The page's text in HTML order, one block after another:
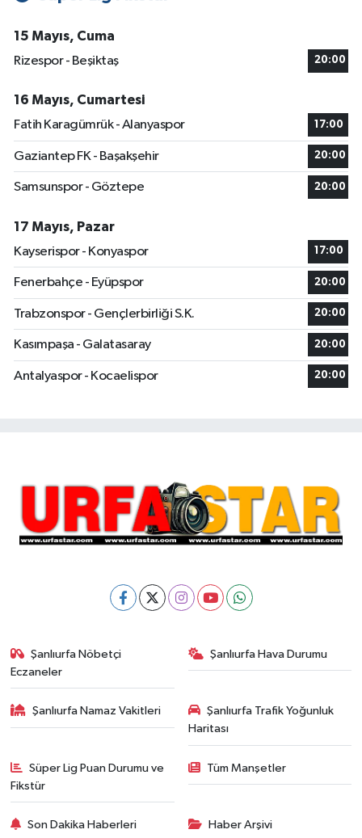
15 Mayıs, Cuma
Rizespor - Beşiktaş
20:00
16 Mayıs, Cumartesi
Fatih Karagümrük - Alanyaspor
17:00
Gaziantep FK - Başakşehir 20:00
Samsunspor - Göztepe 20:00
17 Mayıs, Pazar
Kayserispor - Konyaspor
17:00
Fenerbahçe - Eyüpspor 20:00
Trabzonspor - Gençlerbirliği S.K. 20:00
Kasımpaşa - Galatasaray 20:00
Antalyaspor - Kocaelispor 20:00
Şanlıurfa Nöbetçi
Eczaneler
Şanlıurfa Hava Durumu
Şanlıurfa Namaz Vakitleri
Şanlıurfa Trafik Yoğunluk
Haritası
Süper Lig Puan Durumu ve
Fikstür
Tüm Manşetler
Son Dakika Haberleri Haber Arşivi